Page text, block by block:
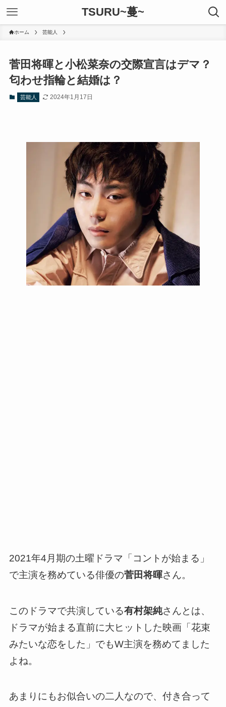
TSURU~蔓~
ホーム 芸能人
菅田将暉と小松菜奈の交際宣言はデマ？
匂わせ指輪と結婚は？
芸能人 2024年1月17日
2021年4月期の土曜ドラマ「コントが始まる」
で主演を務めている俳優の菅田将暉さん。
このドラマで共演している有村架純さんとは、
ドラマが始まる直前に大ヒットした映画「花束
みたいな恋をした」でもW主演を務めてました
よね。
あまりにもお似合いの二人なので、付き合って